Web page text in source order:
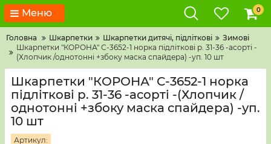
Меню 0
Головна Шкарпетки Шкарпетки дитячі, підліткові
Зимові
Шкарпетки "КОРОНА" С-3652-1 норка підліткові р. 31-36 -асорті -
(Хлопчик /однотонні +збоку маска спайдера) -уп. 10 шт
Шкарпетки "КОРОНА" С-3652-1 норка
підліткові р. 31-36 -асорті -(Хлопчик /
однотонні +збоку маска спайдера) -уп.
10 шт
Артикул: